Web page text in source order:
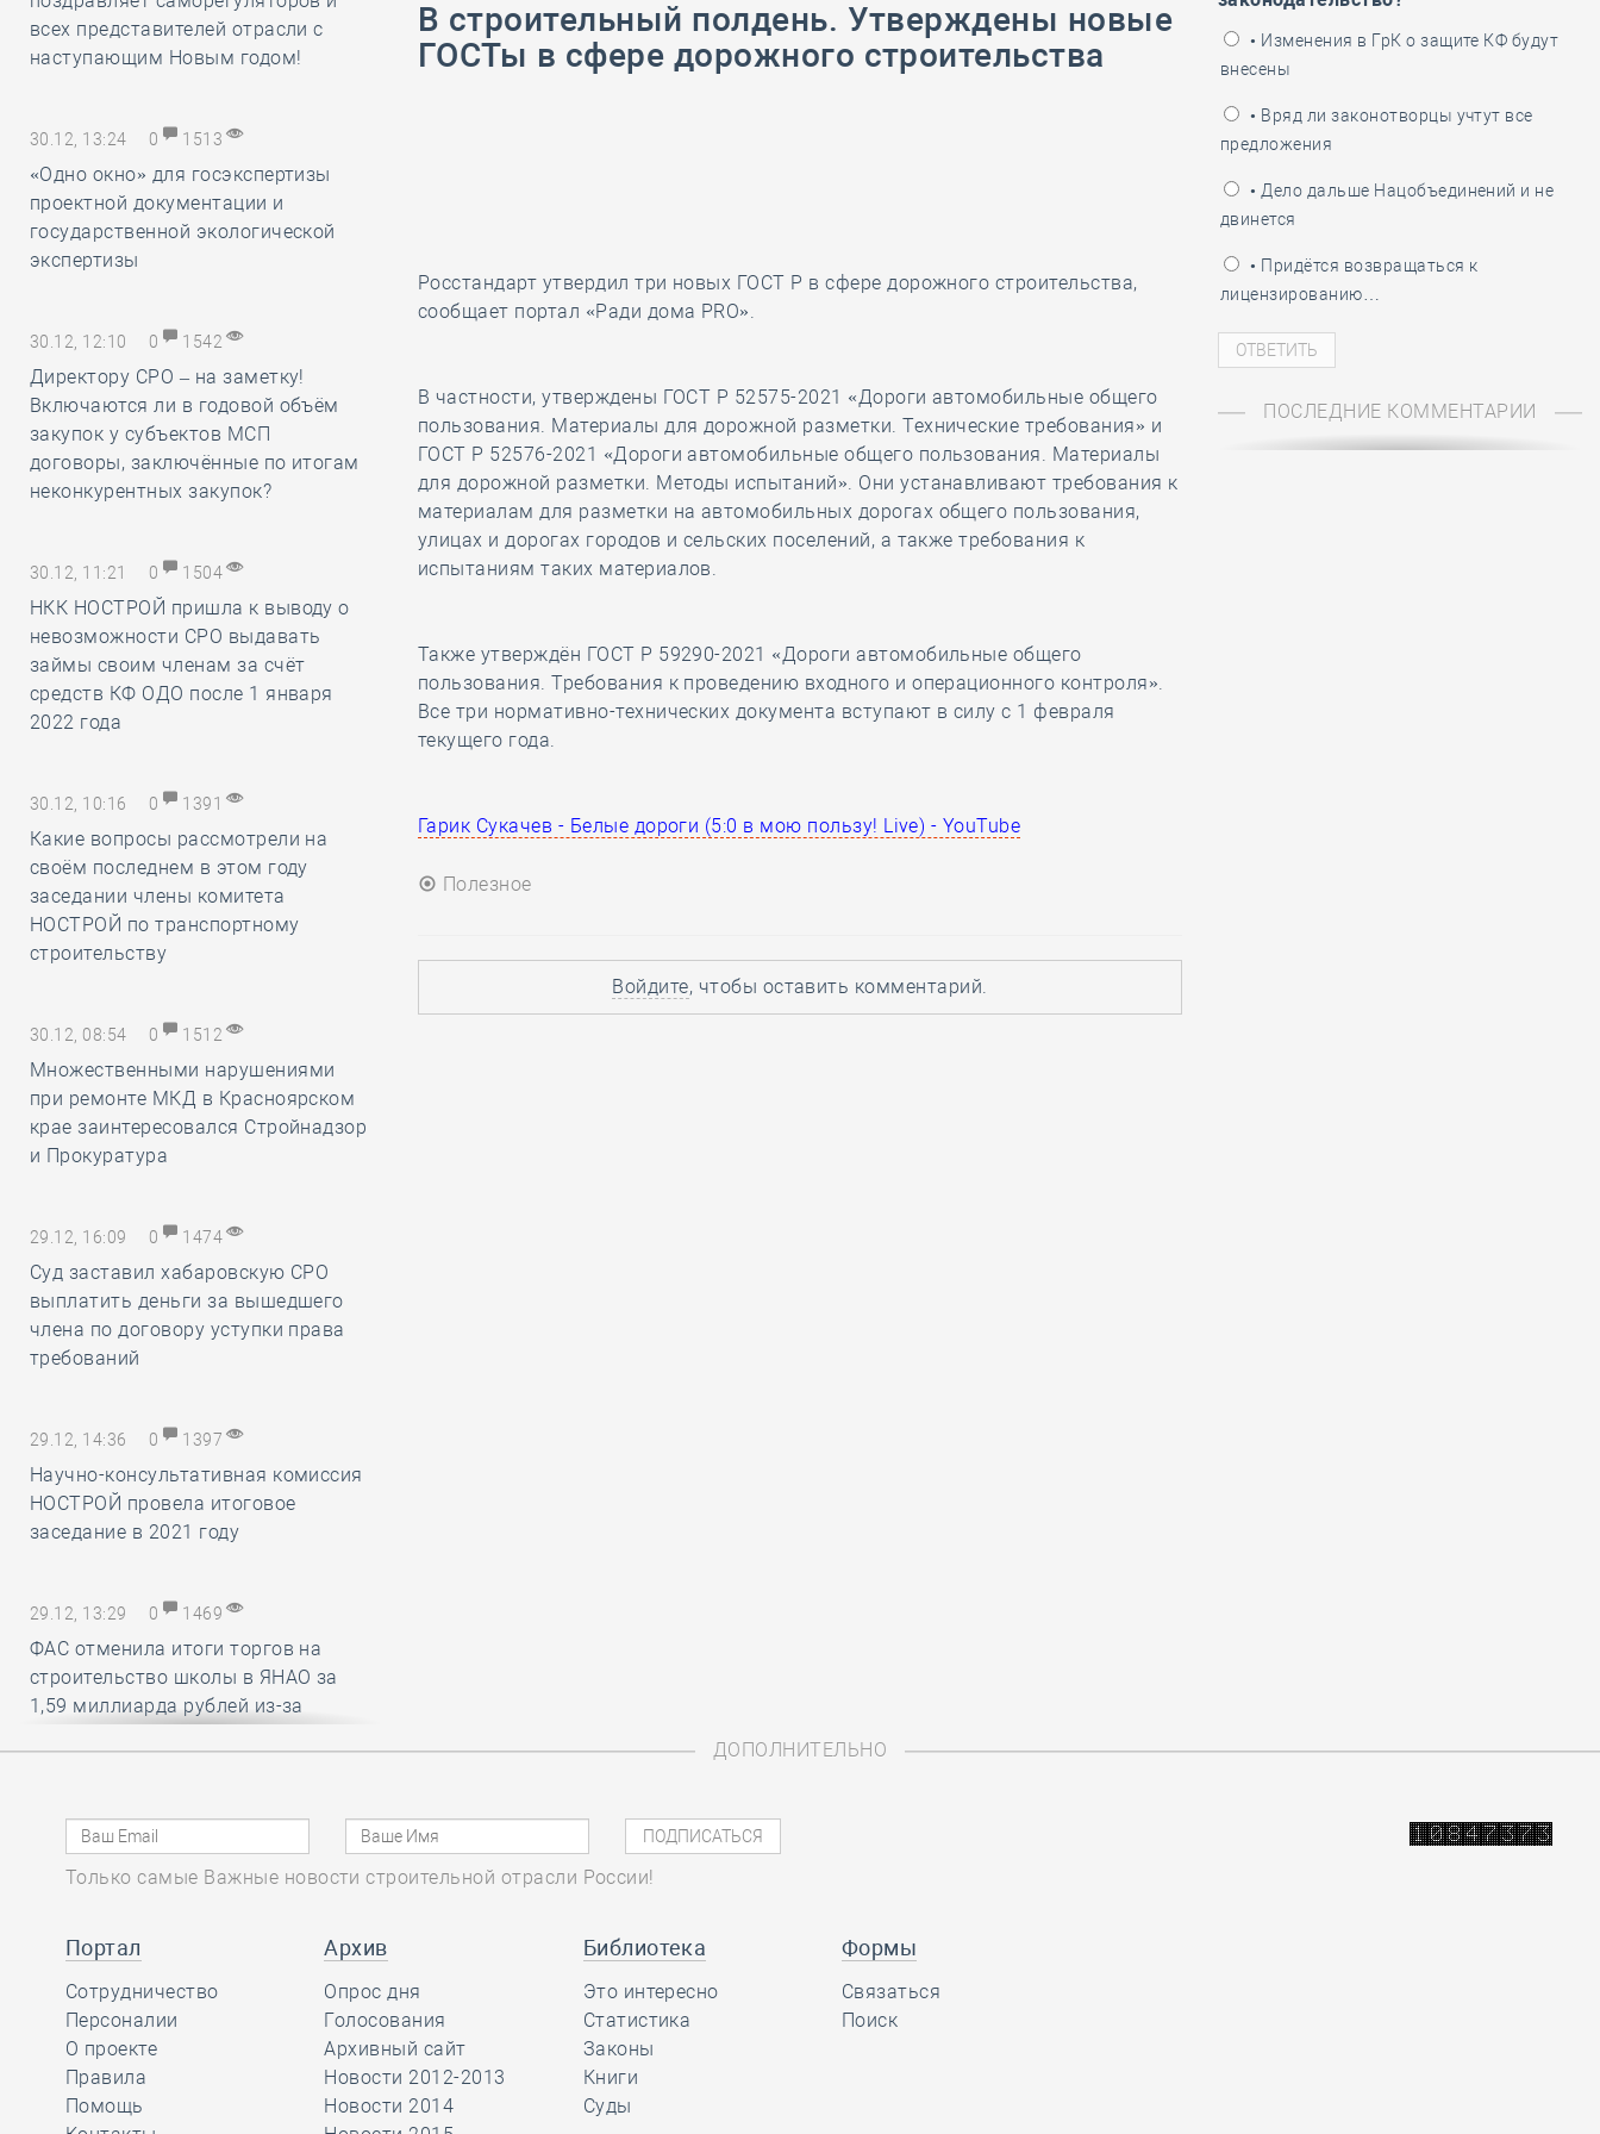
28 мая - День пограничника
всех представителей отрасли с
наступающим Новым годом!
30.12, 13:24 0 1513
«Одно окно» для госэкспертизы
проектной документации и
государственной экологической
экспертизы
30.12, 12:10 0 1542
Директору СРО – на заметку!
Включаются ли в годовой объём
закупок у субъектов МСП
договоры, заключённые по итогам
неконкурентных закупок?
30.12, 11:21 0 1504
НКК НОСТРОЙ пришла к выводу о
невозможности СРО выдавать
займы своим членам за счёт
средств КФ ОДО после 1 января
2022 года
30.12, 10:16 0 1391
Какие вопросы рассмотрели на
своём последнем в этом году
заседании члены комитета
НОСТРОЙ по транспортному
строительству
30.12, 08:54 0 1512
Множественными нарушениями
при ремонте МКД в Красноярском
крае заинтересовался Стройнадзор
и Прокуратура
29.12, 16:09 0 1474
Суд заставил хабаровскую СРО
выплатить деньги за вышедшего
члена по договору уступки права
требований
29.12, 14:36 0 1397
Научно-консультативная комиссия
НОСТРОЙ провела итоговое
заседание в 2021 году
29.12, 13:29 0 1469
ФАС отменила итоги торгов на
строительство школы в ЯНАО за
1,59 миллиарда рублей из-за
29.12, 12:25 0 1437
В строительный полдень. Работу
российских мэров предложили
городской среды
29.12, 11:26 0
Какие вопросы обсудили на своём
первом заседании члены комитета
НОСТРОЙ по цифровой
В строительный полдень. Утверждены новые
ГОСТы в сфере дорожного строительства
Росстандарт утвердил три новых ГОСТ Р в сфере дорожного строительства,
сообщает портал «Ради дома PRO».
В частности, утверждены ГОСТ Р 52575-2021 «Дороги автомобильные общего
пользования. Материалы для дорожной разметки. Технические требования» и
ГОСТ Р 52576-2021 «Дороги автомобильные общего пользования. Материалы
для дорожной разметки. Методы испытаний». Они устанавливают требования к
материалам для разметки на автомобильных дорогах общего пользования,
улицах и дорогах городов и сельских поселений, а также требования к
испытаниям таких материалов.
Также утверждён ГОСТ Р 59290-2021 «Дороги автомобильные общего
пользования. Требования к проведению входного и операционного контроля».
Все три нормативно-технических документа вступают в силу с 1 февраля
текущего года.
Гарик Сукачев - Белые дороги (5:0 в мою пользу! Live) - YouTube
Полезное
Войдите, чтобы оставить комментарий.
• Изменения в ГрК о защите КФ будут
внесены
• Вряд ли законотворцы учтут все
предложения
• Дело дальше Нацобъединений и не
двинется
• Придётся возвращаться к
лицензированию…
ПОСЛЕДНИЕ КОММЕНТАРИИ
ДОПОЛНИТЕЛЬНО
Только самые Важные новости строительной отрасли России!
Портал
Сотрудничество
Персоналии
О проекте
Правила
Помощь
Архив
Опрос дня
Голосования
Архивный сайт
Новости 2012-2013
Новости 2014
Библиотека
Это интересно
Статистика
Законы
Книги
Суды
Формы
Связаться
Поиск